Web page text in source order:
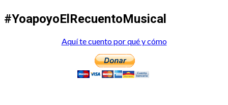
#YoapoyoElRecuentoMusical
Aquí te cuento por qué y cómo